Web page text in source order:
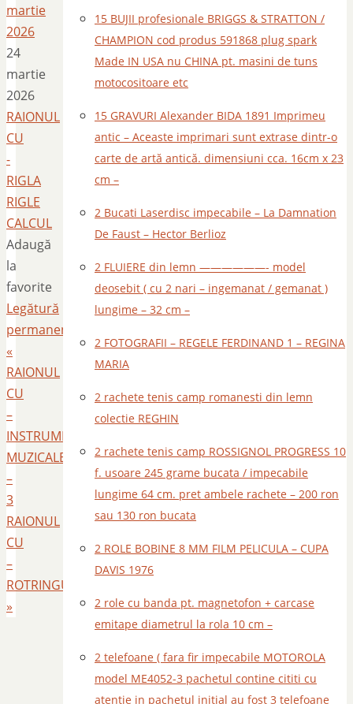
martie
2026
24
martie
2026
RAIONUL
CU
-
RIGLA
RIGLE
CALCUL
Adaugă
la
favorite
Legătură
permanentă
«
RAIONUL
CU
–
INSTRUMENTE
MUZICALE
–
3
RAIONUL
CU
–
ROTRINGURI
»
15 BUJII profesionale BRIGGS & STRATTON /
CHAMPION cod produs 591868 plug spark
Made IN USA nu CHINA pt. masini de tuns
motocositoare etc
15 GRAVURI Alexander BIDA 1891 Imprimeu
antic – Aceaste imprimari sunt extrase dintr-o
carte de artă antică. dimensiuni cca. 16cm x 23
cm –
2 Bucati Laserdisc impecabile – La Damnation
De Faust – Hector Berlioz
2 FLUIERE din lemn ——————- model
deosebit ( cu 2 nari – ingemanat / gemanat )
lungime – 32 cm –
2 FOTOGRAFII – REGELE FERDINAND 1 – REGINA
MARIA
2 rachete tenis camp romanesti din lemn
colectie REGHIN
2 rachete tenis camp ROSSIGNOL PROGRESS 10
f. usoare 245 grame bucata / impecabile
lungime 64 cm. pret ambele rachete – 200 ron
sau 130 ron bucata
2 ROLE BOBINE 8 MM FILM PELICULA – CUPA
DAVIS 1976
2 role cu banda pt. magnetofon + carcase
emitape diametrul la rola 10 cm –
2 telefoane ( fara fir impecabile MOTOROLA
model ME4052-3 pachetul contine cititi cu
atentie in pachetul initial au fost 3 telefoane